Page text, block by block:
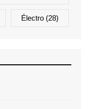
Électro (28)